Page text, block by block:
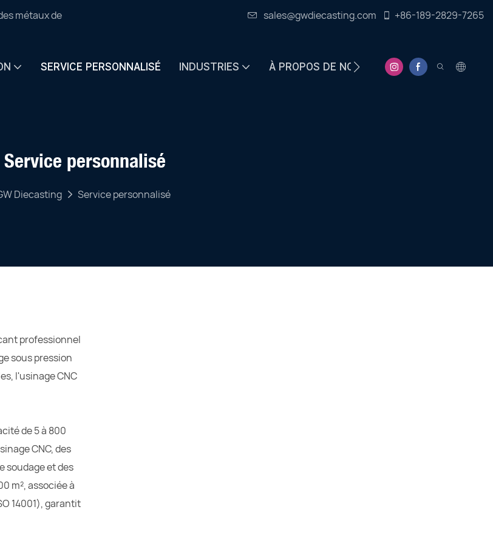
métaux de
sales@gwdiecasting.com +86-189-2829-7265
SERVICE PERSONNALISÉ INDUSTRIES À PROPOS DE NOUS CENTRE
Service personnalisé
Diecasting Service personnalisé
professionnel
sous pression
l'usinage CNC
de 5 à 800
CNC, des
soudage et des
m², associée à
14001), garantit